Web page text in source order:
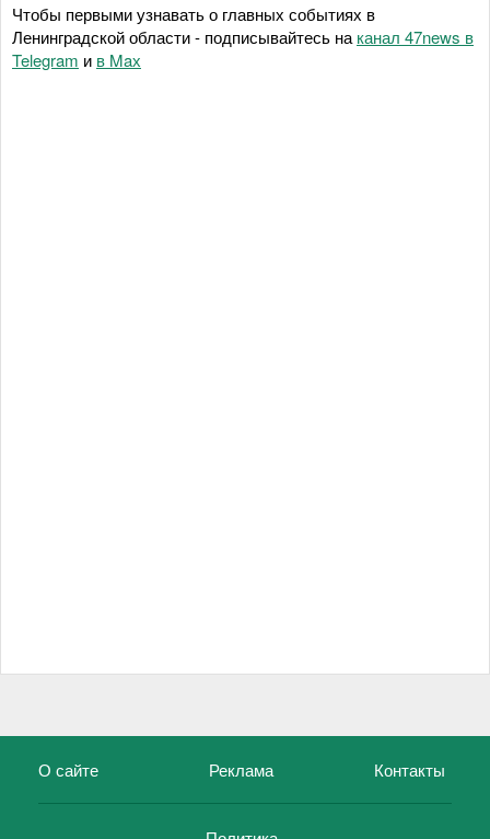
Чтобы первыми узнавать о главных событиях в
Ленинградской области - подписывайтесь на канал 47news в
Telegram и в Maх
О сайте Реклама Контакты